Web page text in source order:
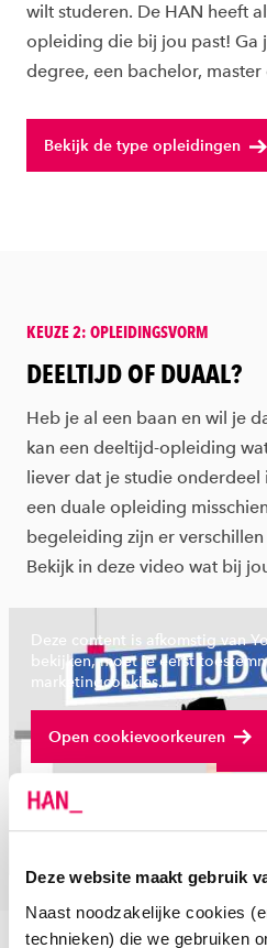
Deze website maakt gebruik
Naast noodzakelijke cookies
technieken) die we gebruiken
wilt studeren. De HAN heeft
opleiding die bij jou past! Ga
degree, een bachelor,
Bekijk de type opleidingen
KEUZE 2: OPLEIDINGSVORM
:
DEELTIJD OF DUAAL?
Heb je al een baan en wil je
kan een deeltijd-opleiding
liever dat je studie onderdeel
een duale opleiding
begeleiding zijn er
Bekijk in deze video wat bij
Deze content is afkomstig van
bekijken, moet je eerst
marketingcookies.
Open cookievoorkeuren